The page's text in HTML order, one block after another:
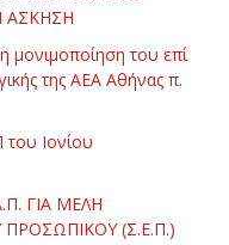
ΑΣΚΗΣΗ
μονιμοποίηση του επί
της ΑΕΑ Αθήνας π.
Ιονίου
ΓΙΑ ΜΕΛΗ
(Σ.Ε.Π.)